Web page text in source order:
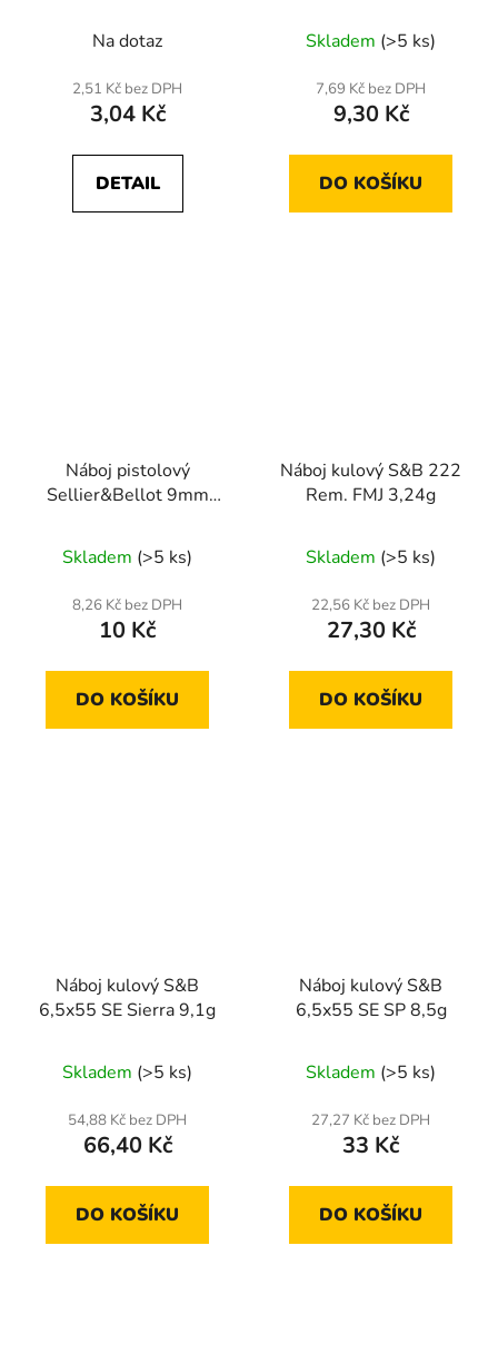
Na dotaz
2,51 Kč bez DPH
3,04 Kč
DETAIL
Skladem (>5 ks)
7,69 Kč bez DPH
9,30 Kč
DO KOŠÍKU
Náboj pistolový
Sellier&Bellot 9mm
Skladem (>5 ks)
8,26 Kč bez DPH
10 Kč
DO KOŠÍKU
Náboj kulový S&B 222
Rem. FMJ 3,24g
Skladem (>5 ks)
22,56 Kč bez DPH
27,30 Kč
DO KOŠÍKU
Náboj kulový S&B
6,5x55 SE Sierra 9,1g
Skladem (>5 ks)
54,88 Kč bez DPH
66,40 Kč
DO KOŠÍKU
Náboj kulový S&B
6,5x55 SE SP 8,5g
Skladem (>5 ks)
27,27 Kč bez DPH
33 Kč
DO KOŠÍKU